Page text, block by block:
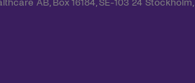
AB, Box 16184, SE-103 24 Stockholm,